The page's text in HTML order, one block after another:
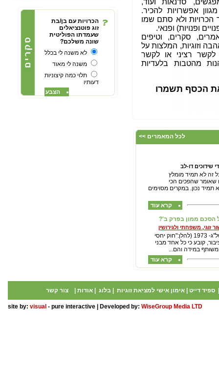
אפשרויות להכיר.
ולא סתם שמו
ופנויות) ופנאי.
סקרים, וטיפים
וזוגיות, המלצות על
לקשר רציני או לקשר
מהטבות בלעדיות
את הכסף תשמרו
לכל המאמרים >>
שידוכים דו-לב
זה לא תמיד מומלץ
שאומר שהפכים הכי
תמיד נכון. במקרים מסוימים
קרא עוד
הסכם ממון בפרק ב'?
זוגי, משפחתי ולגירושין
חוק יחסי ממון בין בני זוג תשל"ג- 1973 (להלן:"חוק יחסי
קובע כי כל אחד מבני
במידה והם...
קרא עוד
15/09/2023
בסוף שבוע בים המלח
לפנויים ופנויות - לפרטים
נוספים ליחצו כאן
הכרויות עם בן/בת
זוג פוטנציאלים
שעמדתו הפוליטית
שונה משלכם?
לא משנה לי בכלל
משנה לי מאוד
תלוי כמה קיצוניות
דעותיו
הצבע
ספיד דייט אימון אישי למציאת זוגיות בלוג אודות צור קשר
site by: visual - pure interactive | Developed by: WiseGroup Media LTD